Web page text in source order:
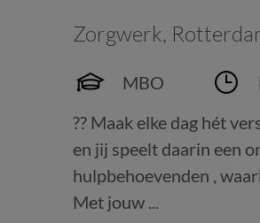
Zorgwerk,
MBO
?? Maak elke dag hét
en jij speelt daarin een
hulpbehoevenden ,
Met jouw ...